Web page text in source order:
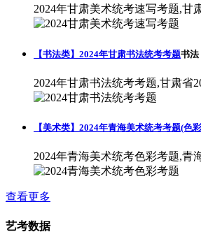
2024年甘肃美术统考速写考题,甘
【书法类】2024年甘肃书法统考考题书法
2024年甘肃书法统考考题,甘肃省
【美术类】2024年青海美术统考考题(色
2024年青海美术统考色彩考题,青
查看更多
艺考数据